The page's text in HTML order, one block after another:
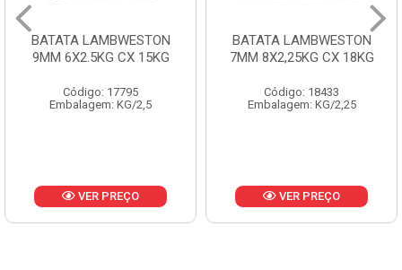
BATATA LAMBWESTON
9MM 6X2.5KG CX 15KG
Código: 17795
Embalagem: KG/2,5
VER PREÇO
BATATA LAMBWESTON
7MM 8X2,25KG CX 18KG
Código: 18433
Embalagem: KG/2,25
VER PREÇO